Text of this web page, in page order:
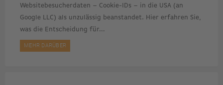
Websitebesucherdaten – Cookie-IDs – in die USA (an
Google LLC) als unzulässig beanstandet. Hier erfahren Sie,
was die Entscheidung für…
MEHR DARÜBER